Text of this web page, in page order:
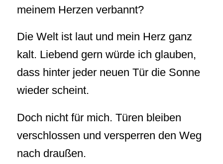
meinem Herzen verbannt?
Die Welt ist laut und mein Herz ganz
kalt. Liebend gern würde ich glauben,
dass hinter jeder neuen Tür die Sonne
wieder scheint.
Doch nicht für mich. Türen bleiben
verschlossen und versperren den Weg
nach draußen.